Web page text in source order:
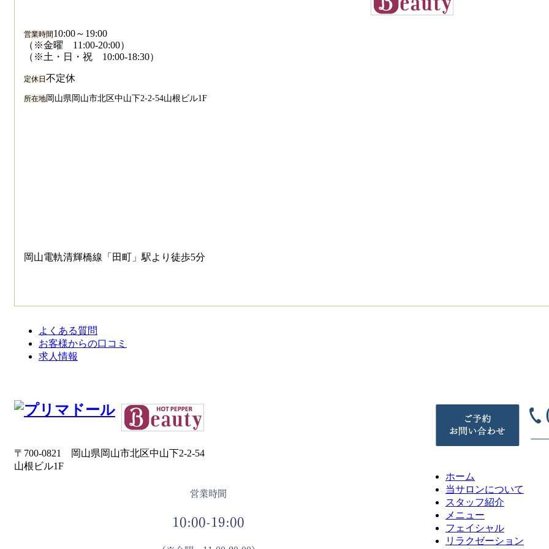
営業時間10:00～19:00
（※金曜 11:00-20:00）
（※土・日・祝 10:00-18:30）
定休日 不定休
所在地 岡山県岡山市北区中山下2-2-54山根ビル1F
岡山電軌清輝橋線「田町」駅より徒歩5分
よくある質問
お客様からの口コミ
求人情報
〒700-0821 岡山県岡山市北区中山下2-2-54
山根ビル1F
営業時間
10:00-19:00
ホーム
当サロンについて
スタッフ紹介
メニュー
フェイシャル
リラクゼーション